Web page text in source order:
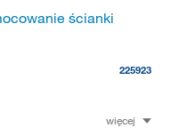
ścianki
225923
więcej